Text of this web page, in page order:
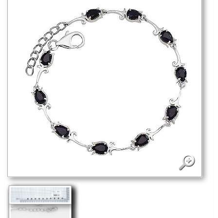
Выберите для сравнения
Выбрать размер:
Как узнать размер?
7 800руб.
Отправить другу
Индия
На изделии стоит 925 проба (оттиск)
Государственной пробирной инспекции